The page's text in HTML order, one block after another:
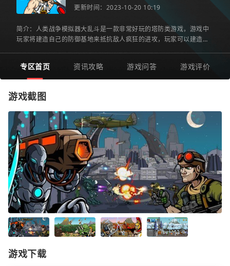
更新时间：2023-10-20 10:19
简介：人类战争模拟器大乱斗是一款非常好玩的塔防类游戏，游戏中
玩家将建造自己的防御基地来抵抗敌人疯狂的进攻，玩家可以建造各
专区首页 资讯攻略 游戏问答 游戏评价
游戏截图
游戏下载